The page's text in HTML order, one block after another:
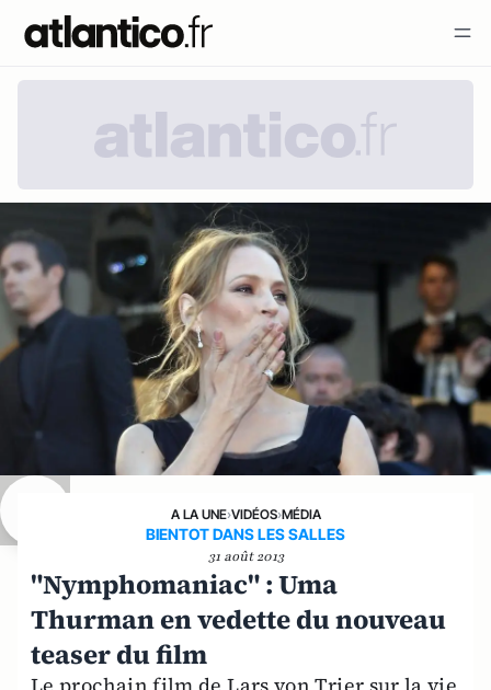
A LA UNE›VIDÉOS›MÉDIA
BIENTOT DANS LES SALLES
31 août 2013
"Nymphomaniac" : Uma
Thurman en vedette du nouveau
teaser du film